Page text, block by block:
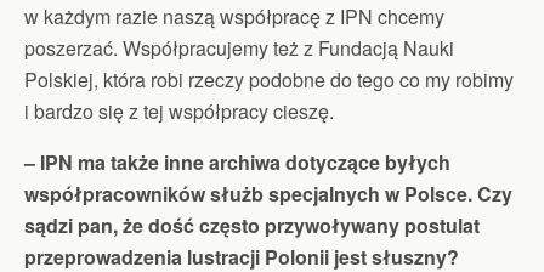
w każdym razie naszą współpracę z IPN chcemy
poszerzać. Współpracujemy też z Fundacją Nauki
Polskiej, która robi rzeczy podobne do tego co my robimy
i bardzo się z tej współpracy cieszę.
– IPN ma także inne archiwa dotyczące byłych
współpracowników służb specjalnych w Polsce. Czy
sądzi pan, że dość często przywoływany postulat
przeprowadzenia lustracji Polonii jest słuszny?